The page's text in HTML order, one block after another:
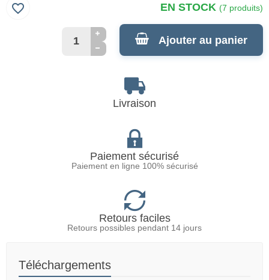
EN STOCK (7 produits)
Ajouter au panier
favorite_border
Livraison
Paiement sécurisé
Paiement en ligne 100% sécurisé
Retours faciles
Retours possibles pendant 14 jours
Téléchargements